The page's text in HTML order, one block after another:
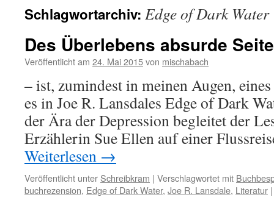
Schlagwortarchiv: Edge of Dark Water
Des Überlebens absurde Seite
Veröffentlicht am 24. Mai 2015von mischabach
– ist, zumindest in meinen Augen,
es in Joe R. Lansdales Edge of Dark
der Ära der Depression begleitet der
Erzählerin Sue Ellen auf einer
Weiterlesen →
Veröffentlicht unter Schreibkram | Verschlagwortet mit
buchrezension, Edge of Dark Water, Joe R. Lansdale, Literatur |